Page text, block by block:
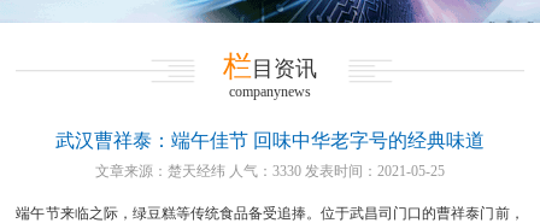
栏目资讯
companynews
武汉曹祥泰：端午佳节 回味中华老字号的经典味道
文章来源：楚天经纬 人气：3330 发表时间：2021-05-25
端午节来临之际，绿豆糕等传统食品备受追捧。位于武昌司门口的曹祥泰门前，